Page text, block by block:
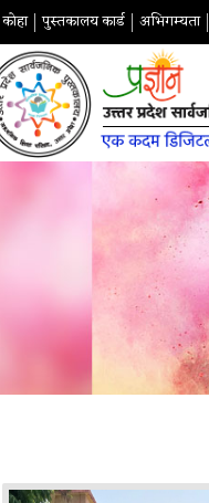
कोहा पुस्तकालय कार्ड अभिगम्यता